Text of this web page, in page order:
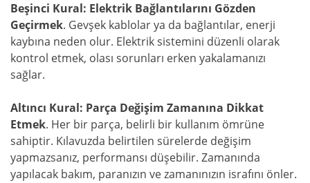
Beşinci Kural: Elektrik Bağlantılarını Gözden
Geçirmek. Gevşek kablolar ya da bağlantılar, enerji
kaybına neden olur. Elektrik sistemini düzenli olarak
kontrol etmek, olası sorunları erken yakalamanızı
sağlar.
Altıncı Kural: Parça Değişim Zamanına Dikkat
Etmek. Her bir parça, belirli bir kullanım ömrüne
sahiptir. Kılavuzda belirtilen sürelerde değişim
yapmazsanız, performansı düşebilir. Zamanında
yapılacak bakım, paranızın ve zamanınızın israfını önler.